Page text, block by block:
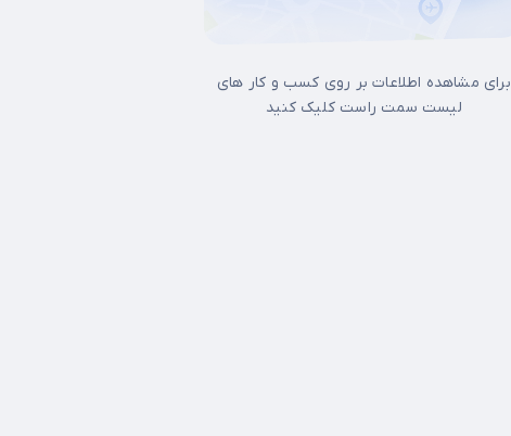
برای مشاهده اطلاعات بر روی کسب و کار های
لیست سمت راست کلیک کنید